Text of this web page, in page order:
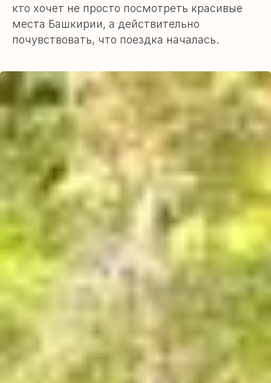
кто хочет не просто посмотреть красивые
места Башкирии, а действительно
почувствовать, что поездка началась.